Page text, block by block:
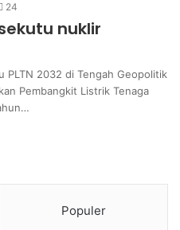
24
nuklir
PLTN 2032 di Tengah Geopolitik
Pembangkit Listrik Tenaga
Populer